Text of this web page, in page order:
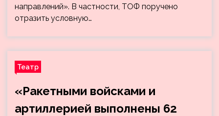
направлений». В частности, ТОФ поручено
отразить условную…
Театр
«Ракетными войсками и
артиллерией выполнены 62